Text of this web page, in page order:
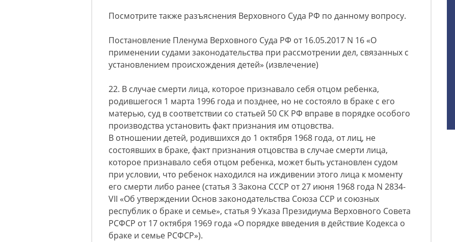
Посмотрите также разъяснения Верховного Суда РФ по данному вопросу.
Постановление Пленума Верховного Суда РФ от 16.05.2017 N 16 «О
применении судами законодательства при рассмотрении дел, связанных с
установлением происхождения детей» (извлечение)
22. В случае смерти лица, которое признавало себя отцом ребенка,
родившегося 1 марта 1996 года и позднее, но не состояло в браке с его
матерью, суд в соответствии со статьей 50 СК РФ вправе в порядке особого
производства установить факт признания им отцовства.
В отношении детей, родившихся до 1 октября 1968 года, от лиц, не
состоявших в браке, факт признания отцовства в случае смерти лица,
которое признавало себя отцом ребенка, может быть установлен судом
при условии, что ребенок находился на иждивении этого лица к моменту
его смерти либо ранее (статья 3 Закона СССР от 27 июня 1968 года N 2834-
VII «Об утверждении Основ законодательства Союза ССР и союзных
республик о браке и семье», статья 9 Указа Президиума Верховного Совета
РСФСР от 17 октября 1969 года «О порядке введения в действие Кодекса о
браке и семье РСФСР»).